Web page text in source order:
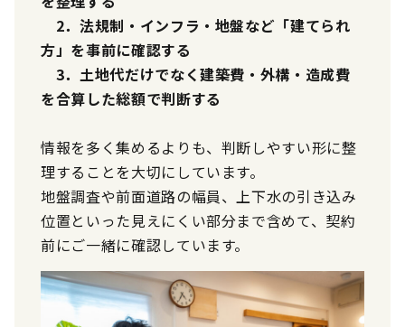
2．法規制・インフラ・地盤など「建てられ
方」を事前に確認する
3．土地代だけでなく建築費・外構・造成費
を合算した総額で判断する
情報を多く集めるよりも、判断しやすい形に整
理することを大切にしています。
地盤調査や前面道路の幅員、上下水の引き込み
位置といった見えにくい部分まで含めて、契約
前にご一緒に確認しています。